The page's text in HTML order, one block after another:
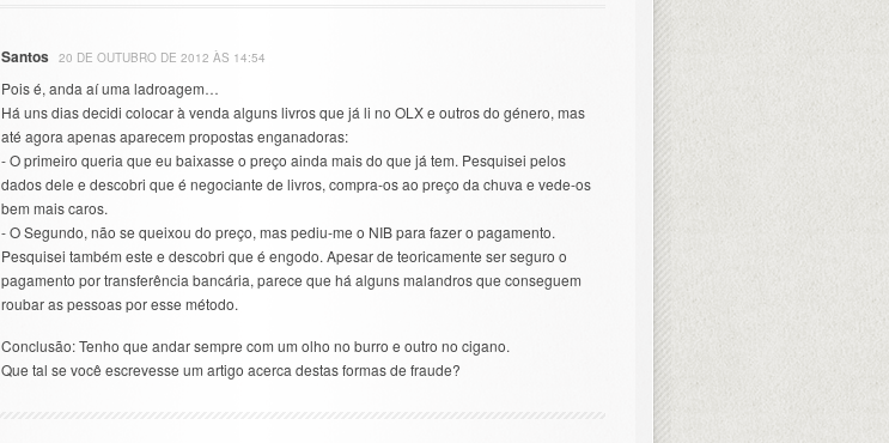
Santos 20 DE OUTUBRO DE 2012 ÀS 14:54
Pois é, anda aí uma ladroagem…
Há uns dias decidi colocar à venda alguns livros que já li no OLX e outros do género, mas
até agora apenas aparecem propostas enganadoras:
- O primeiro queria que eu baixasse o preço ainda mais do que já tem. Pesquisei pelos
dados dele e descobri que é negociante de livros, compra-os ao preço da chuva e vede-os
bem mais caros.
- O Segundo, não se queixou do preço, mas pediu-me o NIB para fazer o pagamento.
Pesquisei também este e descobri que é engodo. Apesar de teoricamente ser seguro o
pagamento por transferência bancária, parece que há alguns malandros que conseguem
roubar as pessoas por esse método.
Conclusão: Tenho que andar sempre com um olho no burro e outro no cigano.
Que tal se você escrevesse um artigo acerca destas formas de fraude?